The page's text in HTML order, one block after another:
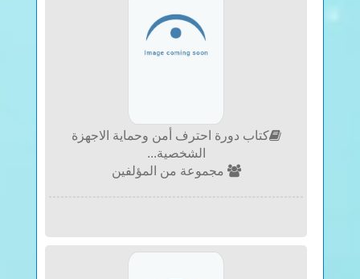
كتاب دورة احترف أمن وحماية الاجهزة
الشخصية...
مجموعة من المؤلفين